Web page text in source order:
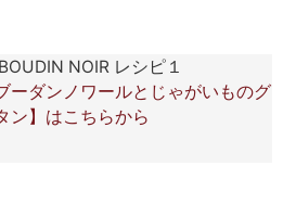
NOIR レシピ１
ーダンノワールとじゃがいものグ
ン】はこちらから